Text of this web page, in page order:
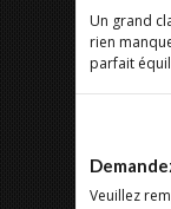
Un grand
rien
parfait
Veuillez